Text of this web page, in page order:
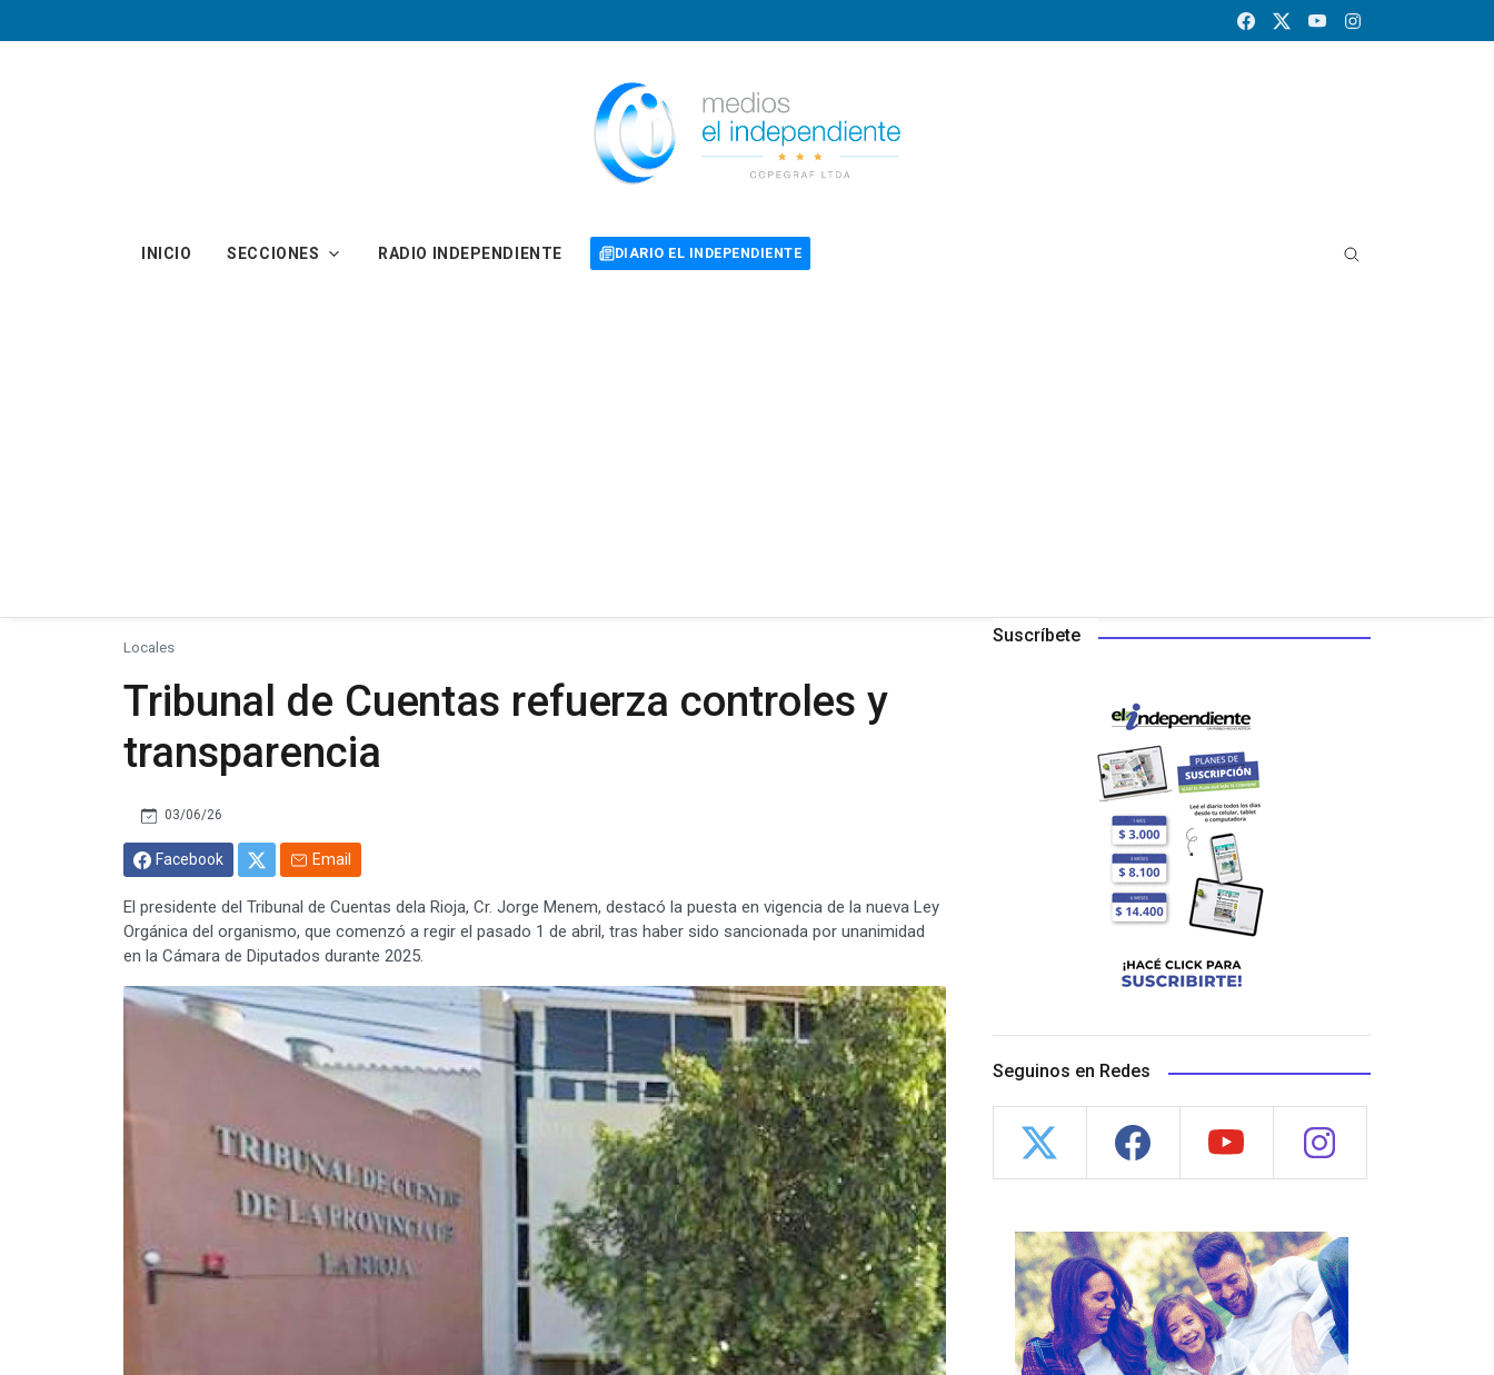
INICIO SECCIONES RADIO INDEPENDIENTE DIARIO EL INDEPENDIENTE
Locales
Tribunal de Cuentas refuerza controles y
transparencia
03/06/26
Facebook Email
El presidente del Tribunal de Cuentas dela Rioja, Cr. Jorge Menem, destacó la puesta en vigencia de la nueva Ley
Orgánica del organismo, que comenzó a regir el pasado 1 de abril, tras haber sido sancionada por unanimidad
en la Cámara de Diputados durante 2025.
Suscríbete
Seguinos en Redes